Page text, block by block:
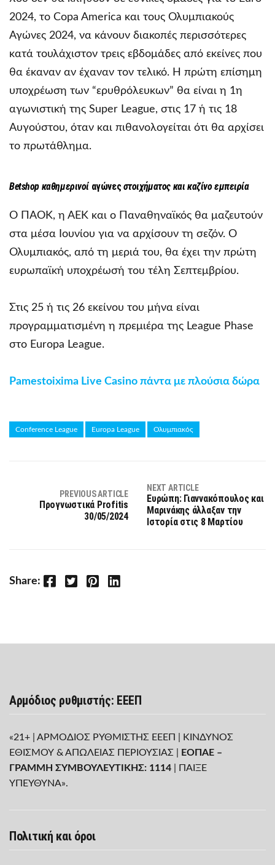
2024, το Copa America και τους Ολυμπιακούς
Αγώνες 2024, να κάνουν διακοπές περισσότερες
κατά τουλάχιστον τρεις εβδομάδες από εκείνες που
θα έκαναν αν έχαναν τον τελικό. Η πρώτη επίσημη
υποχρέωση των “ερυθρόλευκων” θα είναι η 1η
αγωνιστική της Super League, στις 17 ή τις 18
Αυγούστου, όταν και πιθανολογείται ότι θα αρχίσει
το πρωτάθλημα.
Betshop καθημερινοί αγώνεςστοιχήματος και καζίνο εμπειρία
Ο ΠΑΟΚ, η ΑΕΚ και ο Παναθηναϊκός θα μαζευτούν
στα μέσα Ιουνίου για να αρχίσουν τη σεζόν. Ο
Ολυμπιακός, από τη μεριά του, θα έχει την πρώτη
ευρωπαϊκή υποχρέωσή του τέλη Σεπτεμβρίου.
Στις 25 ή τις 26 εκείνου του μήνα είναι
προγραμματισμένη η πρεμιέρα της League Phase
στο Europa League.
Pamestoixima Live Casino πάντα με πλούσια δώρα
Conference League Europa League Ολυμπιακός
PREVIOUS ARTICLE
Προγνωστικά Profitis
30/05/2024
NEXT ARTICLE
Ευρώπη: Γιαννακόπουλος και
Μαρινάκης άλλαξαν την
Ιστορία στις 8 Μαρτίου
Share: Facebook Twitter Pinterest LinkedIn
Αρμόδιος ρυθμιστής: ΕΕΕΠ
«21+ | ΑΡΜΟΔΙΟΣ ΡΥΘΜΙΣΤΗΣ ΕΕΕΠ | ΚΙΝΔΥΝΟΣ
ΕΘΙΣΜΟΥ & ΑΠΩΛΕΙΑΣ ΠΕΡΙΟΥΣΙΑΣ |
ΕΟΠΑΕ –
ΓΡΑΜΜΗ ΣΥΜΒΟΥΛΕΥΤΙΚΗΣ: 1114 | ΠΑΙΞΕ
ΥΠΕΥΘΥΝΑ».
Πολιτική και όροι